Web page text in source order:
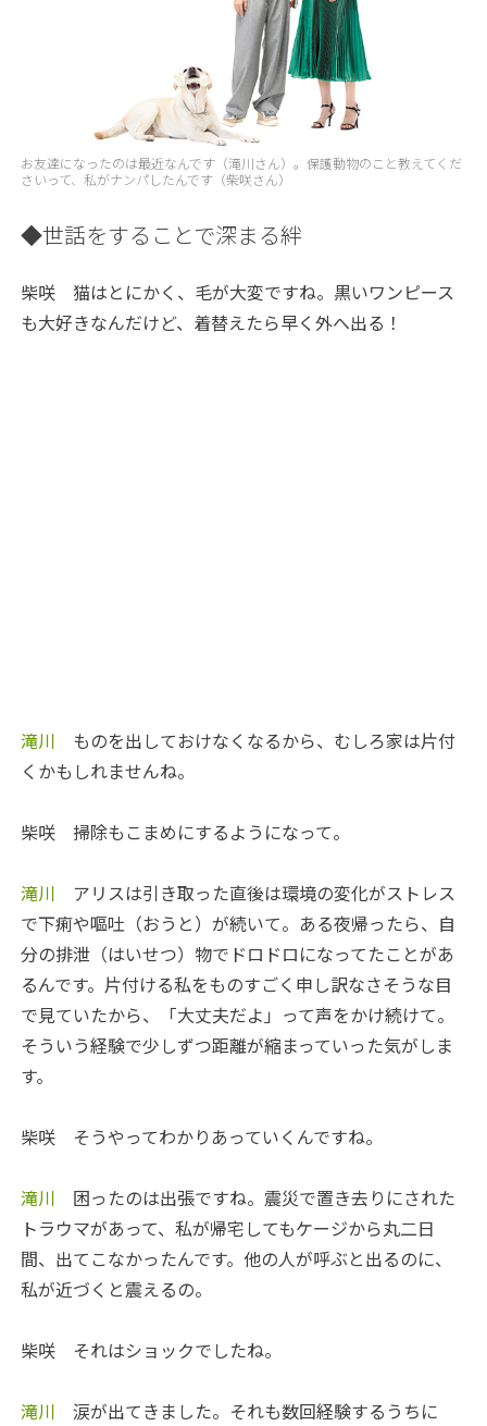
お友達になったのは最近なんです（滝川さん）。保護動物のこと教えてくだ
さいって、私がナンパしたんです（柴咲さん）
◆世話をすることで深まる絆
柴咲 猫はとにかく、毛が大変ですね。黒いワンピース
も大好きなんだけど、着替えたら早く外へ出る！
滝川 ものを出しておけなくなるから、むしろ家は片付
くかもしれませんね。
柴咲 掃除もこまめにするようになって。
滝川 アリスは引き取った直後は環境の変化がストレス
で下痢や嘔吐（おうと）が続いて。ある夜帰ったら、自
分の排泄（はいせつ）物でドロドロになってたことがあ
るんです。片付ける私をものすごく申し訳なさそうな目
で見ていたから、「大丈夫だよ」って声をかけ続けて。
そういう経験で少しずつ距離が縮まっていった気がしま
す。
柴咲 そうやってわかりあっていくんですね。
滝川 困ったのは出張ですね。震災で置き去りにされた
トラウマがあって、私が帰宅してもケージから丸二日
間、出てこなかったんです。他の人が呼ぶと出るのに、
私が近づくと震えるの。
柴咲 それはショックでしたね。
滝川 涙が出てきました。それも数回経験するうちに